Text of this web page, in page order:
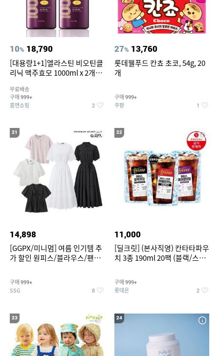
10% 18,790
[대용량1+1]엘라스틴 비오틴클
리닉 맥주효모 1000ml x 2개
무료배송
구매 999+
홈앤쇼핑 2
27% 13,760
롯데웰푸드 칸쵸 초코, 54g, 20
개
구매 999+
쿠팡 1
21
14,898
[GGPX/미니멈] 여름 인기템 추
가 할인 원피스/블라우스/팬츠
구매 999+
SSG 8
22
11,000
[딜크릿] (본사직영) 칸타타파우
치 3종 190ml 20팩 (블랙/스위
구매 999+
롯데온 2
23 24